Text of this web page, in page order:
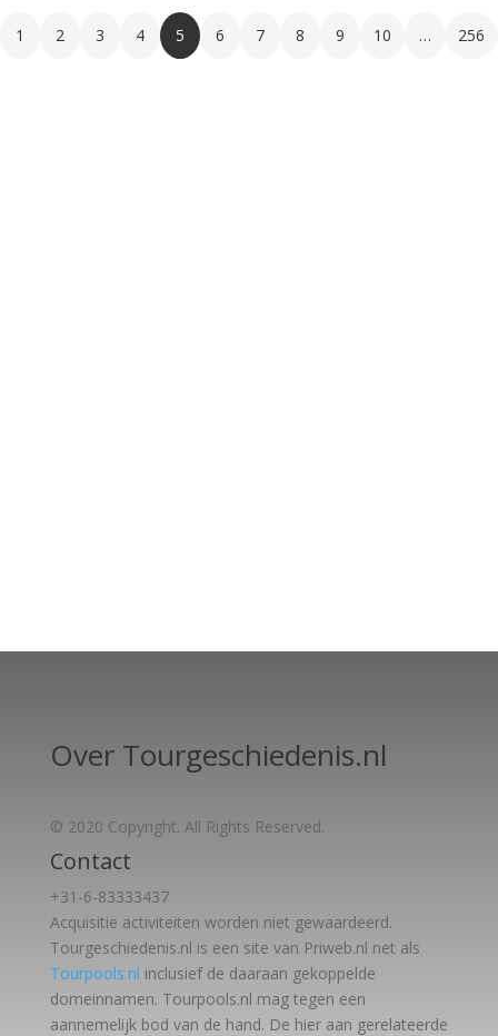
1 2 3 4 5 6 7 8 9 10 … 256
Over Tourgeschiedenis.nl
© 2020 Copyright. All Rights Reserved.
Contact
+31-6-83333437
Acquisitie activiteiten worden niet gewaardeerd.
Tourgeschiedenis.nl is een site van Priweb.nl net als
Tourpools.nl inclusief de daaraan gekoppelde
domeinnamen. Tourpools.nl mag tegen een
aannemelijk bod van de hand. De hier aan gerelateerde